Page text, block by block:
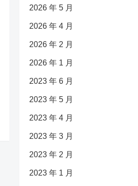
2026 年 5 月
2026 年 4 月
2026 年 2 月
2026 年 1 月
2023 年 6 月
2023 年 5 月
2023 年 4 月
2023 年 3 月
2023 年 2 月
2023 年 1 月